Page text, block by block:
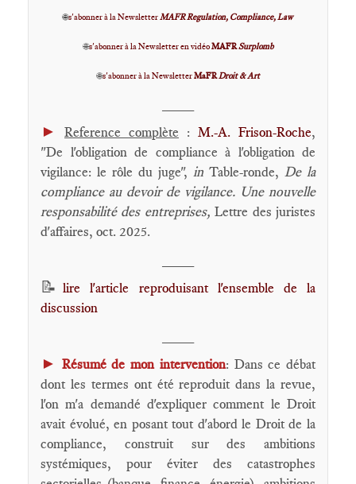
🌐s'abonner à la NewsletterMAFR Regulation, Compliance, Law
🌐s'abonner à la Newsletter en vidéoMAFRSurplomb
🌐s'abonner à la NewsletterMaFRDroit & Art
► Reference complète : M.-A. Frison-Roche,
"De l'obligation de compliance à l'obligation de
vigilance: le rôle du juge", in Table-ronde, De la
compliance au devoir de vigilance. Une nouvelle
responsabilité des entreprises,Lettre des juristes
d'affaires, oct. 2025.
📝lire l'article reproduisant l'ensemble de la
discussion
► Résumé de mon intervention: Dans ce débat
dont les termes ont été reproduit dans la revue,
l'on m'a demandé d'expliquer comment le Droit
avait évolué, en posant tout d'abord le Droit de la
compliance, construit sur des ambitions
systémiques, pour éviter des catastrophes